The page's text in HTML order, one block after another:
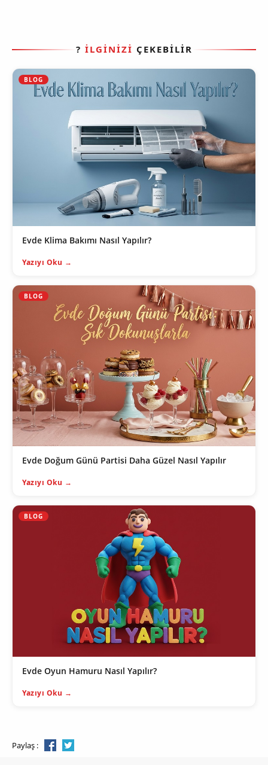
? İLGİNİZİ ÇEKEBİLİR
BLOG
Evde Klima Bakımı Nasıl Yapılır?
Yazıyı Oku →
BLOG
Evde Doğum Günü Partisi Daha Güzel Nasıl Yapılır
Yazıyı Oku →
BLOG
Evde Oyun Hamuru Nasıl Yapılır?
Yazıyı Oku →
Paylaş :